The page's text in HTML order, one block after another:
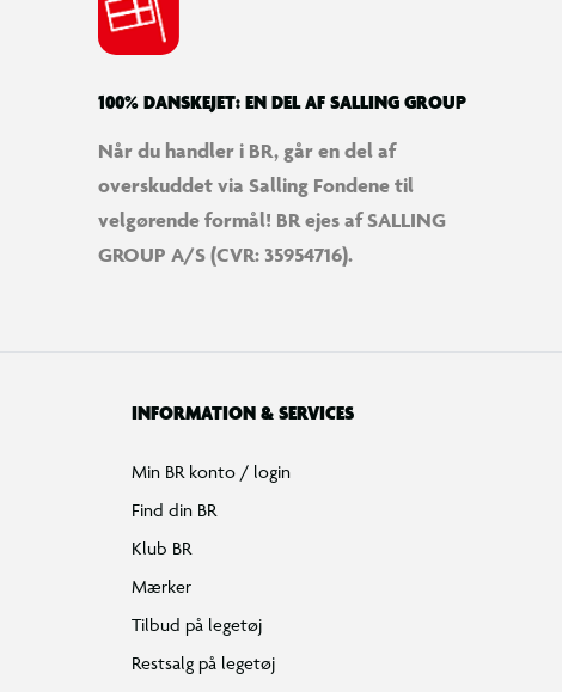
100% DANSKEJET: EN DEL AF SALLING GROUP
Når du handler i BR, går en del af
overskuddet via Salling Fondene til
velgørende formål! BR ejes af SALLING
GROUP A/S (CVR: 35954716).
INFORMATION & SERVICES
Min BR konto / login
Find din BR
Klub BR
Mærker
Tilbud på legetøj
Restsalg på legetøj